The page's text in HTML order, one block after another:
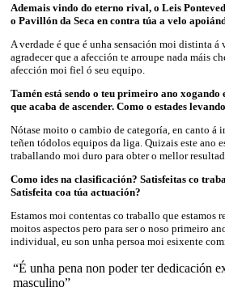
Ademais vindo do eterno rival, o Leis
o Pavillón da Seca en contra túa a velo
A verdade é que é unha sensación moi distinta
agradecer que a afección te arroupe nada máis
afección moi fiel ó seu equipo.
Tamén está sendo o teu primeiro ano
que acaba de ascender. Como o estades
Nótase moito o cambio de categoría, en canto á
teñen tódolos equipos da liga. Quizais este ano
traballando moi duro para obter o mellor
Como ides na clasificación? Satisfeitas co
Satisfeita coa túa actuación?
Estamos moi contentas co traballo que estamos
moitos aspectos pero para ser o noso primeiro
individual, eu son unha persoa moi esixente
“É unha pena non poder ter dedicación
masculino”